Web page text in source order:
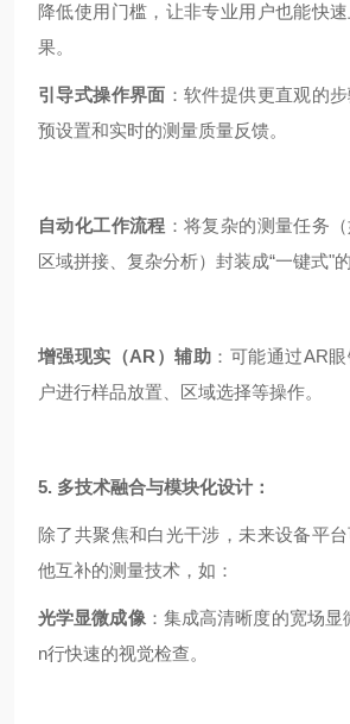
降低使用门槛，让非专业用户也能快
果。
引导式操作界面 ：软件提供更直观的
预设置和实时的测量质量反馈。
自动化工作流程 ：将复杂的测量任务
区域拼接、复杂分析）封装成“一键式"
增强现实（AR）辅助 ：可能通过AR
户进行样品放置、区域选择等操作。
5. 多技术融合与模块化设计：
除了共聚焦和白光干涉，未来设备平
他互补的测量技术，如：
光学显微成像 ：集成高清晰度的宽场
n行快速的视觉检查。